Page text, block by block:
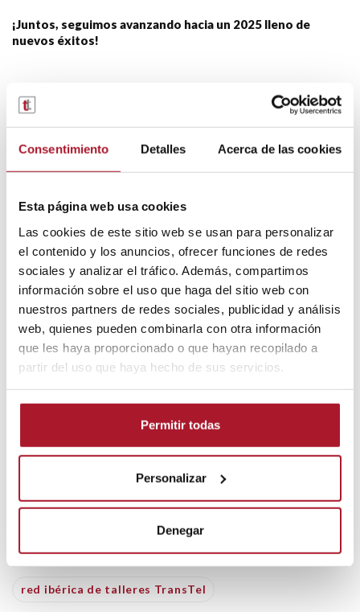
Consentimiento Detalles Acerca de las cookies
Esta página web usa cookies
Las cookies de este sitio web se usan para personalizar
el contenido y los anuncios, ofrecer funciones de redes
sociales y analizar el tráfico. Además, compartimos
información sobre el uso que haga del sitio web con
nuestros partners de redes sociales, publicidad y análisis
web, quienes pueden combinarla con otra información
que les haya proporcionado o que hayan recopilado a
partir del uso que haya hecho de sus servicios.
Permitir todas
Personalizar
Denegar
¡Juntos, seguimos avanzando hacia un 2025 lleno de
nuevos éxitos!
Etiquetas:
alquiler de vehículos indsutriales largo plazo
alquiler de vehículos industriales
alquiler profesional de vehículos
alquiler y renting profesional
crecimiento plantilla TransTel
crecimiento TransTel
delegación Canarias TransTel
delegaciones TransTel expansión TransTel
flota TransTel 3500 vehículos
nuevas delegaciones Vigo
red ibérica de talleres TransTel